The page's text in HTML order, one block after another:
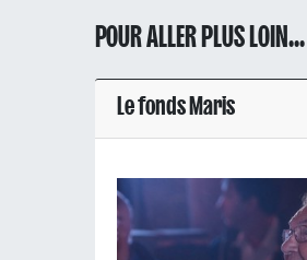
POUR ALLER PLUS LOIN...
Le fonds Maris